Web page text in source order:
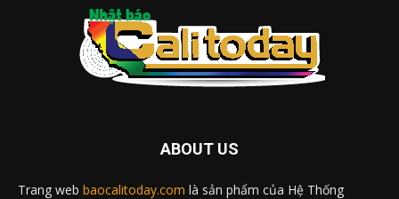
ABOUT US
Trang web baocalitoday.com là sản phẩm của Hệ Thống